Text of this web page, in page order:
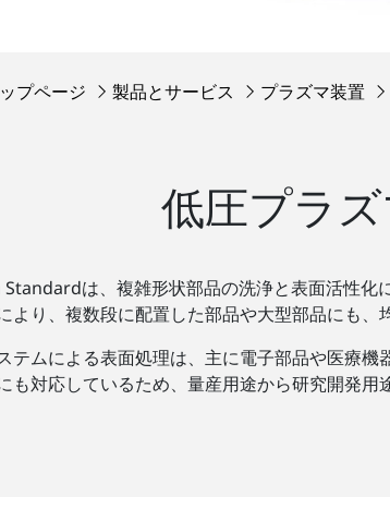
プページ 製品とサービス プラズマ装置
低圧プラ
は、複雑形状部品の洗浄と表面活性化
より、複数段に配置した部品や大型部品にも、
テムによる表面処理は、主に電子部品や医療
も対応しているため、量産用途から研究開発用